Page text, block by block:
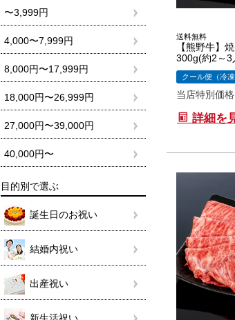
〜3,999円
4,000〜7,999円
8,000円〜17,999円
18,000円〜26,999円
27,000円〜39,000円
40,000円〜
目的別で選ぶ
誕生日のお祝い
結婚内祝い
出産祝い
送料無料
【熊野牛】
300g(約2～3
クール便（冷凍
当店特別価格
詳細を